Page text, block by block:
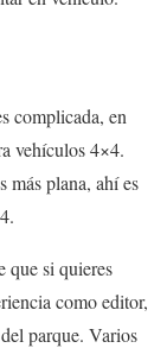
complicada, en
vehículos 4×4.
más plana, ahí es
que si quieres
como editor,
parque. Varios